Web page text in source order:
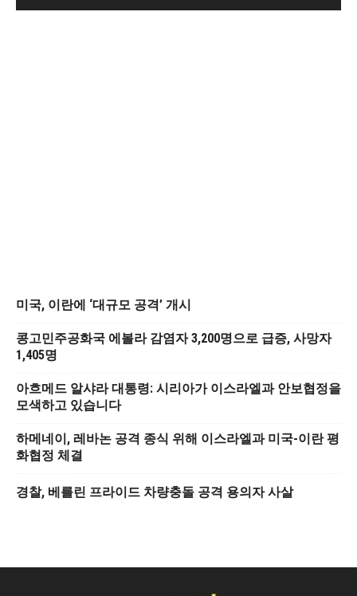
미국, 이란에 ‘대규모 공격’ 개시
콩고민주공화국 에볼라 감염자 3,200명으로 급증, 사망자
1,405명
아흐메드 알샤라 대통령: 시리아가 이스라엘과 안보협정을
모색하고 있습니다
하메네이, 레바논 공격 종식 위해 이스라엘과 미국-이란 평
화협정 체결
경찰, 베를린 프라이드 차량충돌 공격 용의자 사살